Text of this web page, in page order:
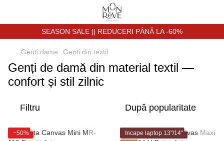
SEASON SALE || REDUCERI PÂNĂ LA -60%
Genti dame Genti din textil
Genți de damă din material textil —
confort și stil zilnic
Filtru După popularitate
−50%
Incape laptop 13''/14''